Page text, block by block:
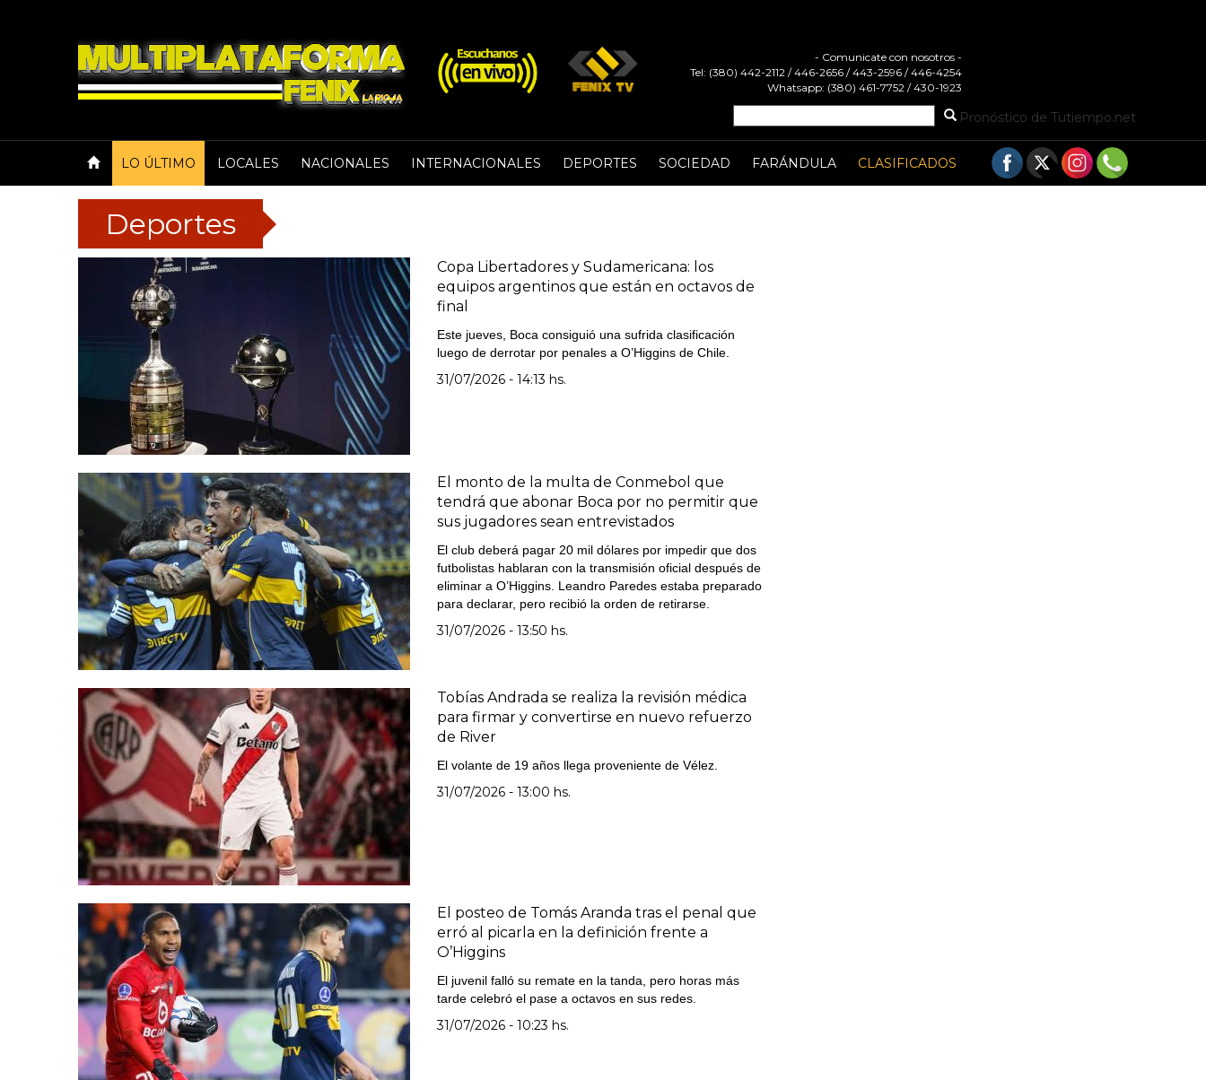
- Comunicate con nosotros -
Tel: (380) 442-2112 / 446-2656 / 443-2596 / 446-4254
Whatsapp: (380) 461-7752 / 430-1923
Pronóstico de Tutiempo.net
LO ÚLTIMO LOCALES NACIONALES INTERNACIONALES DEPORTES SOCIEDAD FARÁNDULA CLASIFICADOS
Deportes
Copa Libertadores y Sudamericana: los
equipos argentinos que están en octavos de
final
Este jueves, Boca consiguió una sufrida clasificación
luego de derrotar por penales a O’Higgins de Chile.
31/07/2026 - 14:13 hs.
El monto de la multa de Conmebol que
tendrá que abonar Boca por no permitir que
sus jugadores sean entrevistados
El club deberá pagar 20 mil dólares por impedir que dos
futbolistas hablaran con la transmisión oficial después de
eliminar a O’Higgins. Leandro Paredes estaba preparado
para declarar, pero recibió la orden de retirarse.
31/07/2026 - 13:50 hs.
Tobías Andrada se realiza la revisión médica
para firmar y convertirse en nuevo refuerzo
de River
El volante de 19 años llega proveniente de Vélez.
31/07/2026 - 13:00 hs.
El posteo de Tomás Aranda tras el penal que
erró al picarla en la definición frente a
O’Higgins
El juvenil falló su remate en la tanda, pero horas más
tarde celebró el pase a octavos en sus redes.
31/07/2026 - 10:23 hs.